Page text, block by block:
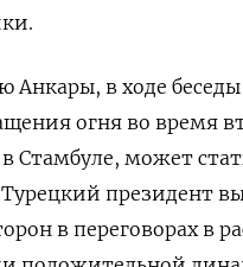
Анкары, в ходе
огня во время
в Стамбуле, может
президент
в переговорах